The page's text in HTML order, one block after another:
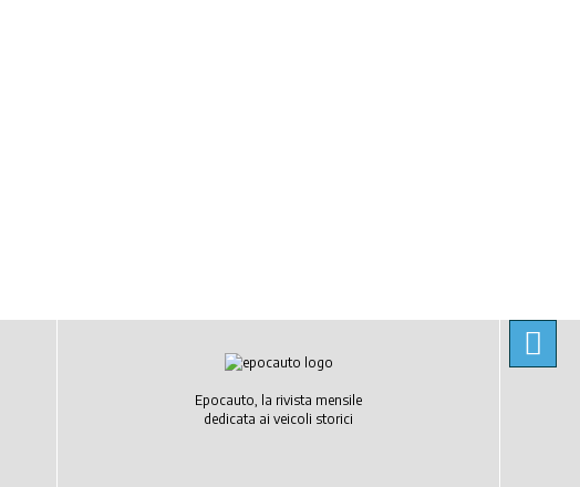
Epocauto, la rivista mensile
dedicata ai veicoli storici